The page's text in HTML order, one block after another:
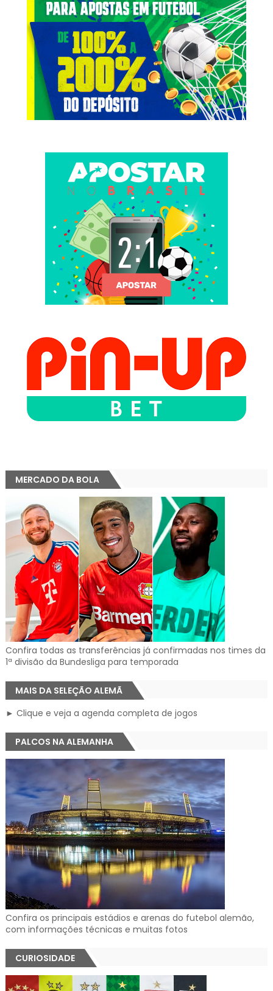
MERCADO DA BOLA
Confira todas as transferências já confirmadas nos times da
1ª divisão da Bundesliga para temporada
MAIS DA SELEÇÃO ALEMÃ
► Clique e veja a agenda completa de jogos
PALCOS NA ALEMANHA
Confira os principais estádios e arenas do futebol alemão,
com informações técnicas e muitas fotos
CURIOSIDADE